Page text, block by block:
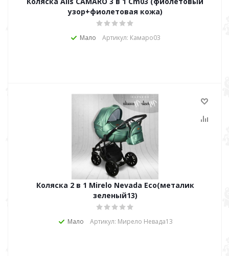
узор+фиолетовая кожа)
Мало Артикул: Камаро03
Коляска 2 в 1 Mirelo Nevada Eco(металик
зеленый13)
Мало Артикул: Мирело Невада13